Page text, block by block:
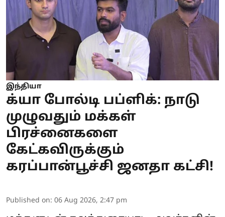
இந்தியா
க்யா போல்டி பப்ளிக்: நாடு
முழுவதும் மக்கள்
பிரச்னைகளை
கேட்கவிருக்கும்
கரப்பான்பூச்சி ஜனதா கட்சி!
Published on: 06 Aug 2026, 2:47 pm